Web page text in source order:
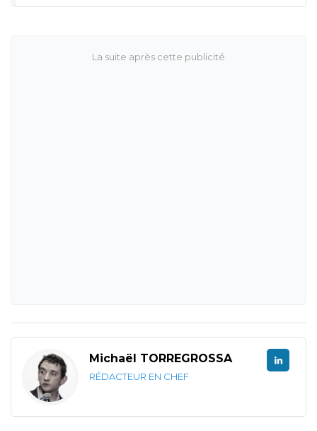
Michaël TORREGROSSA
RÉDACTEUR EN CHEF